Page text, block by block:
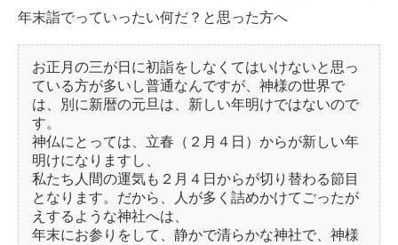
年末詣でっていったい何だ？と思った方へ
お正月の三が日に初詣をしなくてはいけないと思っ
ている方が多いし普通なんですが、神様の世界で
は、別に新暦の元旦は、新しい年明けではないので
す。
神仏にとっては、立春（２月４日）からが新しい年
明けになりますし、
私たち人間の運気も２月４日からが切り替わる節目
となります。だから、人が多く詰めかけてごったが
えするような神社へは、
年末にお参りをして、静かで清らかな神社で、神様